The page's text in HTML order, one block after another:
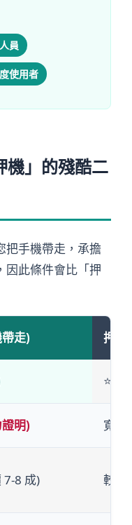
員
使用者
機」的殘酷二
把手機帶走，承擔
因此條件會比「押
走) 押機
⭐ (
明) 寬鬆
7-8 成) 較高